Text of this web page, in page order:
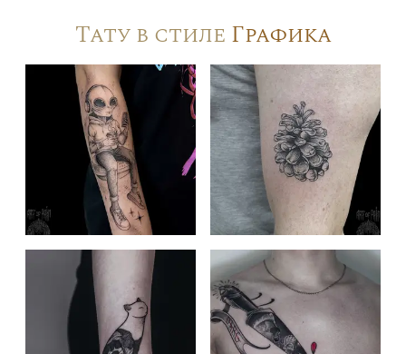
Тату в стиле Графика